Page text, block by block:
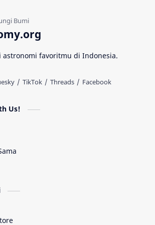
Gelombang Gravitasi
Kerdil Putih
astronomi favoritmu di Indonesia.
Us!